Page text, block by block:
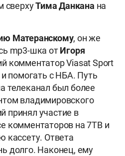
сверхуТима Данкана на
Матеранскому, он же
mp3-шка отИгоря
комментатор Viasat Sport
помогать с НБА. Путь
телеканал был более
владимировского
принял участие в
комментаторов на 7ТВ и
кассету. Ответа
долго. Наконец, ему